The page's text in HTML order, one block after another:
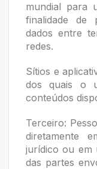
mundial para
finalidade de
dados entre
redes.
Sítios e
dos quais o
conteúdos
Terceiro:
diretamente
jurídico ou em
das partes